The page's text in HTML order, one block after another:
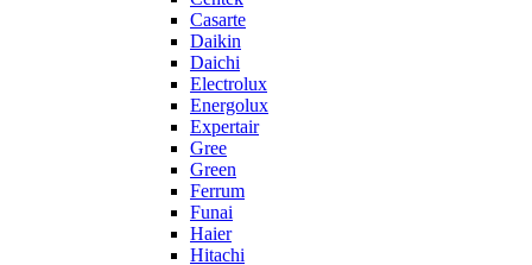
Casarte
Daikin
Daichi
Electrolux
Energolux
Expertair
Gree
Green
Ferrum
Funai
Haier
Hitachi